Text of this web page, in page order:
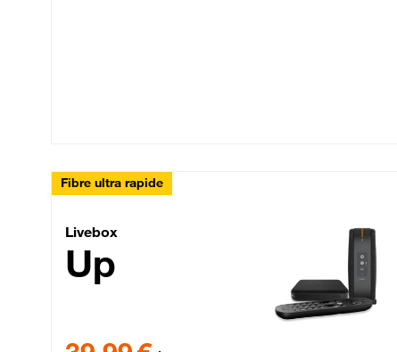
Fibre ultra rapide
Livebox Up Fibre
Livebox
Up